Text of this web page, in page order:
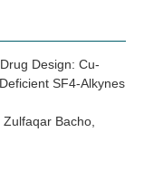
Design: Cu-
SF4-Alkynes
Bacho,